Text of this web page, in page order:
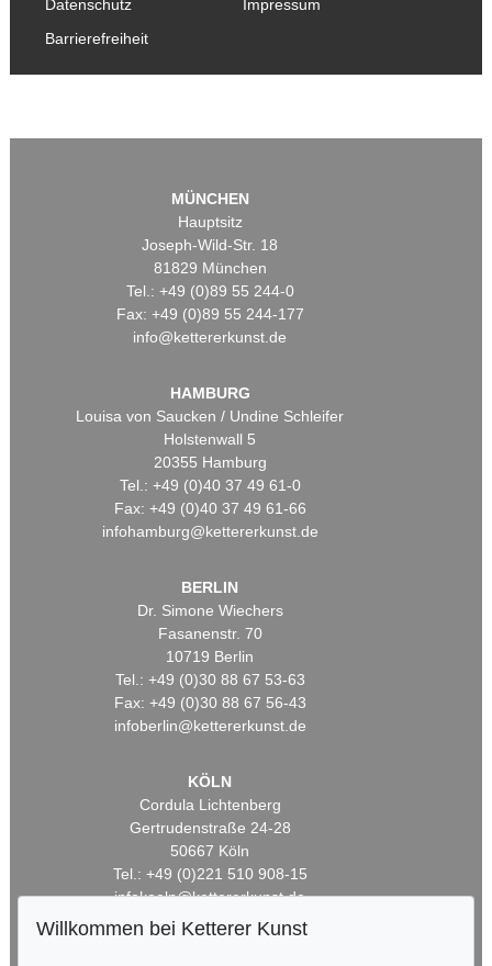
Datenschutz
Impressum
Barrierefreiheit
MÜNCHEN
Hauptsitz
Joseph-Wild-Str. 18
81829 München
Tel.: +49 (0)89 55 244-0
Fax: +49 (0)89 55 244-177
info@kettererkunst.de
HAMBURG
Louisa von Saucken / Undine Schleifer
Holstenwall 5
20355 Hamburg
Tel.: +49 (0)40 37 49 61-0
Fax: +49 (0)40 37 49 61-66
infohamburg@kettererkunst.de
BERLIN
Dr. Simone Wiechers
Fasanenstr. 70
10719 Berlin
Tel.: +49 (0)30 88 67 53-63
Fax: +49 (0)30 88 67 56-43
infoberlin@kettererkunst.de
KÖLN
Cordula Lichtenberg
Gertrudenstraße 24-28
50667 Köln
Tel.: +49 (0)221 510 908-15
infokoeln@kettererkunst.de
Willkommen bei Ketterer Kunst